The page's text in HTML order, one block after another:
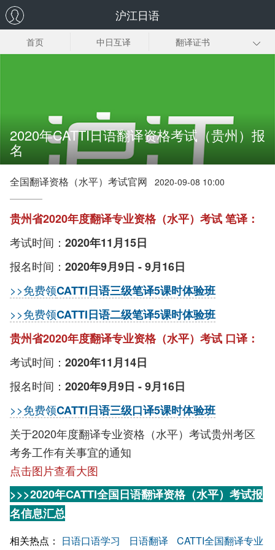
沪江日语
首页 中日互译 翻译证书
2020年CATTI日语翻译资格考试（贵州）报
名
全国翻译资格（水平）考试官网 2020-09-08 10:00
贵州省2020年度翻译专业资格（水平）考试 笔译：
考试时间： 2020年11月15日
报名时间： 2020年9月9日 - 9月16日
>>免费领CATTI日语三级笔译5课时体验班
>>免费领CATTI日语二级笔译5课时体验班
贵州省2020年度翻译专业资格（水平）考试 口译：
考试时间： 2020年11月14日
报名时间： 2020年9月9日 - 9月16日
>>免费领CATTI日语三级口译5课时体验班
关于2020年度翻译专业资格（水平）考试贵州考区
考务工作有关事宜的通知
点击图片查看大图
>>>2020年CATTI全国日语翻译资格（水平）考试报
名信息汇总
相关热点： 日语口语学习 日语翻译
CATTI全国翻译专业